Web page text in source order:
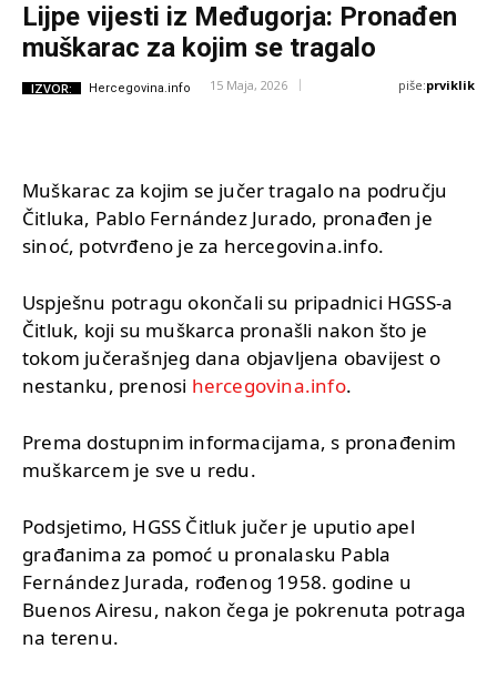
Lijpe vijesti iz Međugorja: Pronađen
muškarac za kojim se tragalo
IZVOR: Hercegovina.info 15 Maja, 2026 piše:prviklik
Muškarac za kojim se jučer tragalo na području
Čitluka, Pablo Fernández Jurado, pronađen je
sinoć, potvrđeno je za hercegovina.info.
Uspješnu potragu okončali su pripadnici HGSS-a
Čitluk, koji su muškarca pronašli nakon što je
tokom jučerašnjeg dana objavljena obavijest o
nestanku, prenosi hercegovina.info.
Prema dostupnim informacijama, s pronađenim
muškarcem je sve u redu.
Podsjetimo, HGSS Čitluk jučer je uputio apel
građanima za pomoć u pronalasku Pabla
Fernández Jurada, rođenog 1958. godine u
Buenos Airesu, nakon čega je pokrenuta potraga
na terenu.